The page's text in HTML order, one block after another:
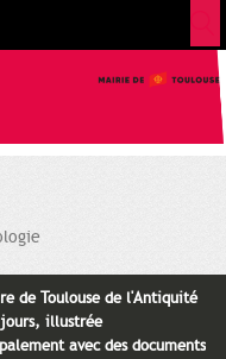
de Toulouse de l'Antiquité
illustrée
avec des documents